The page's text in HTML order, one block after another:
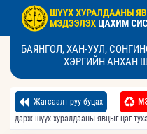
БАЯНГОЛ, ХАН-УУЛ,
ХЭРГИЙН АНХАН
Жагсаалт руу буцах
дарж шүүх хуралдааны явцыг цаг